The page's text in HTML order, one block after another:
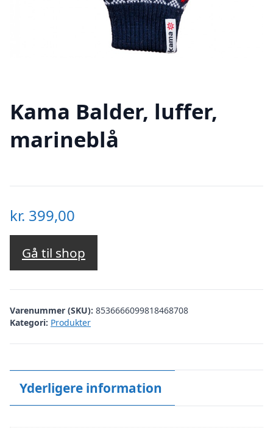
Kama Balder, luffer,
marineblå
kr. 399,00
Gå til shop
Varenummer (SKU): 8536666099818468708
Kategori: Produkter
Yderligere information